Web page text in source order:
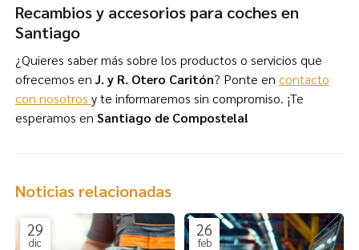
Recambios y accesorios para coches en
Santiago
¿Quieres saber más sobre los productos o servicios que
ofrecemos enJ. y R. Otero Caritón? Ponte en contacto
con nosotros y te informaremos sin compromiso. ¡Te
esperamos en Santiago de Compostela!
Noticias relacionadas
29
dic
26
feb